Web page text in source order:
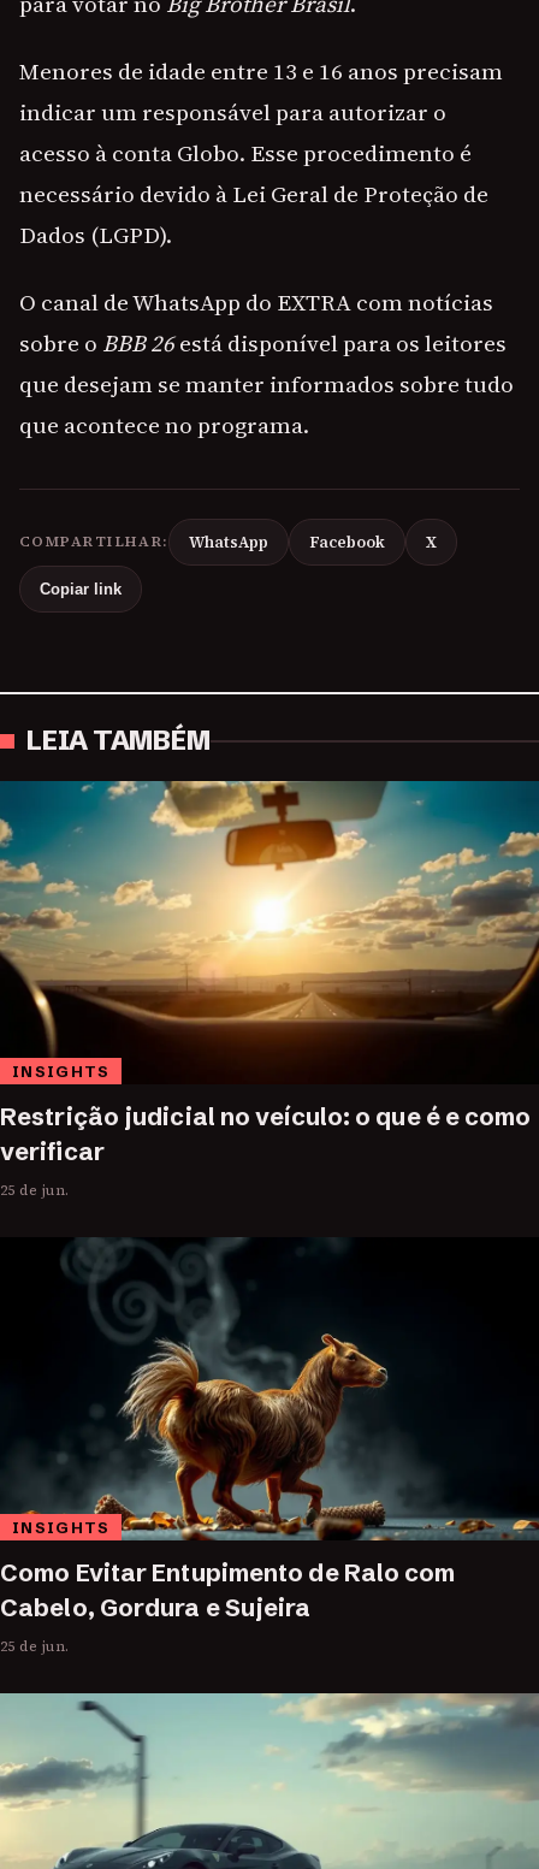
Menores de idade entre 13 e 16 anos precisam
indicar um responsável para autorizar o
acesso à conta Globo. Esse procedimento é
necessário devido à Lei Geral de Proteção de
Dados (LGPD).
O canal de WhatsApp do EXTRA com notícias
sobre o BBB 26está disponível para os leitores
que desejam se manter informados sobre tudo
que acontece no programa.
COMPARTILHAR: WhatsApp Facebook X
Copiar link
LEIA TAMBÉM
INSIGHTS
Restrição judicial no veículo: o que é e como
verificar
25 de jun.
INSIGHTS
Como Evitar Entupimento de Ralo com
Cabelo, Gordura e Sujeira
25 de jun.